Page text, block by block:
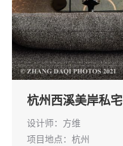
杭州西溪美岸私宅
设计师：方维
项目地点：杭州